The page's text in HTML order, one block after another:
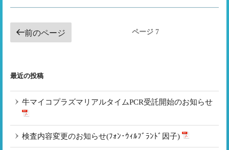
投
稿
ビ
ー
前のページ ページ 7
最近の投稿
牛マイコプラズマリアルタイムPCR受託開始のお知らせ
検査内容変更のお知らせ(ﾌｫﾝ･ｳｨﾙﾌﾞﾗﾝﾄﾞ因子)